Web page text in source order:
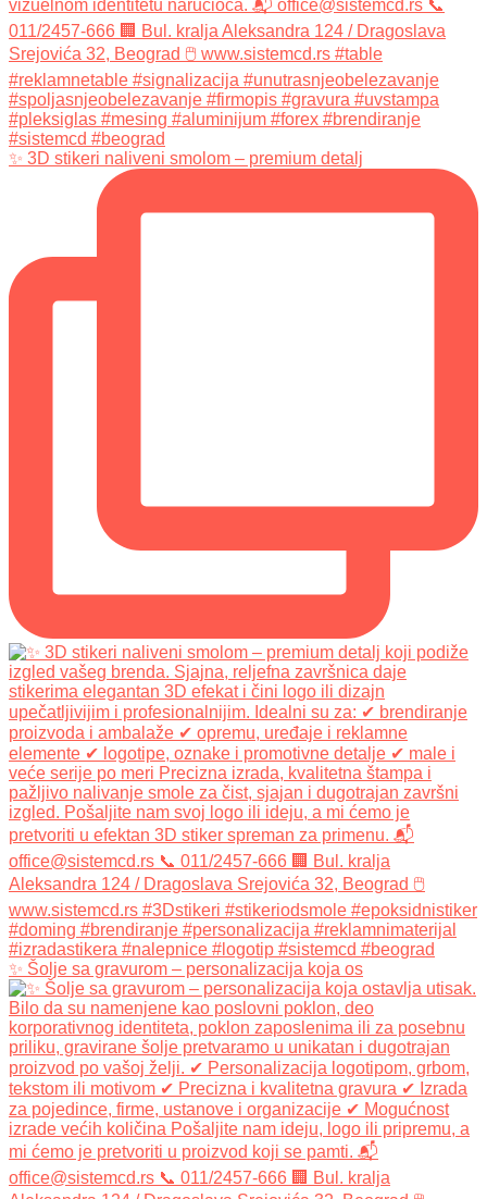
✨ 3D stikeri naliveni smolom – premium detalj
✨ Šolje sa gravurom – personalizacija koja os